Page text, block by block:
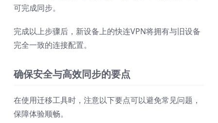
可完成同步。
完成以上步骤后，新设备上的快连VPN将拥有与旧设备
完全一致的连接配置。
确保安全与高效同步的要点
在使用迁移工具时，注意以下要点可以避免常见问题，
保障体验顺畅。